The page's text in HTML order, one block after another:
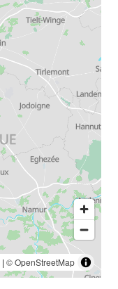
| © OpenStreetMap